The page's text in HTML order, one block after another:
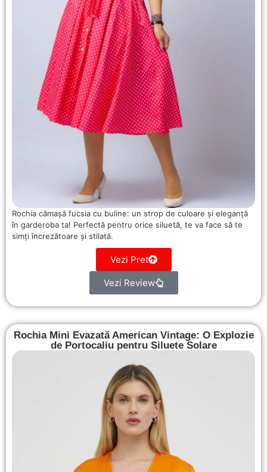
Rochia cămașă fucsia cu buline: un strop de culoare și eleganță
în garderoba ta! Perfectă pentru orice siluetă, te va face să te
simți încrezătoare și stilată.
Vezi Pret
Vezi Review
Rochia Mini Evazată American Vintage: O Explozie
de Portocaliu pentru Siluete Solare